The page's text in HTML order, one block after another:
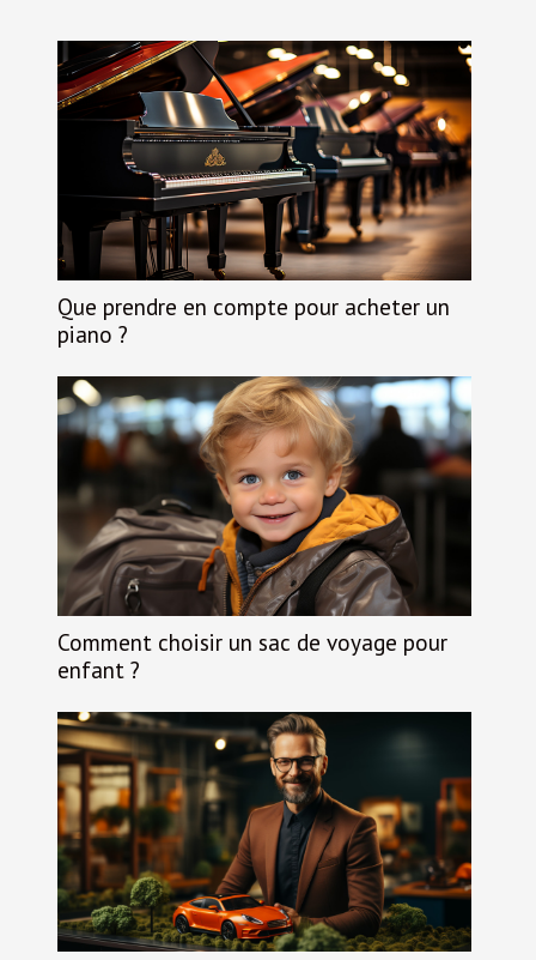
Que prendre en compte pour acheter un
piano ?
Comment choisir un sac de voyage pour
enfant ?